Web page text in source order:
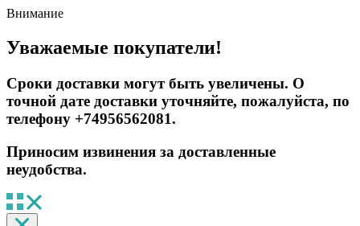
Внимание
Уважаемые покупатели!
Сроки доставки могут быть увеличены. О
точной дате доставки уточняйте, пожалуйста, по
телефону +74956562081.
Приносим извинения за доставленные
неудобства.